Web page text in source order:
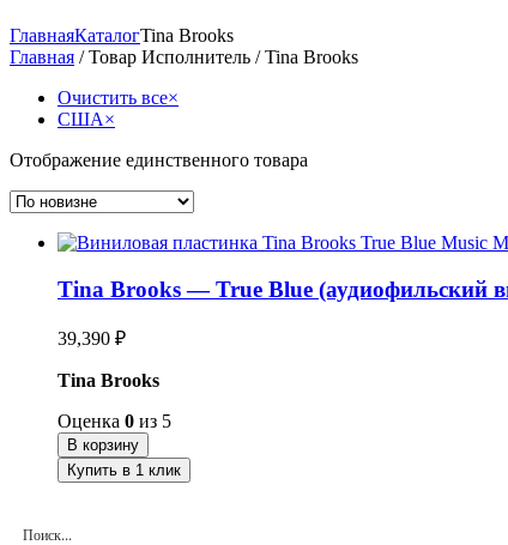
ГлавнаяКаталогTina Brooks
Главная / Товар Исполнитель / Tina Brooks
Очистить все×
США×
Отображение единственного товара
Tina Brooks — True Blue (аудиофильский
39,390 ₽
Tina Brooks
Оценка 0 из 5
В корзину
Купить в 1 клик